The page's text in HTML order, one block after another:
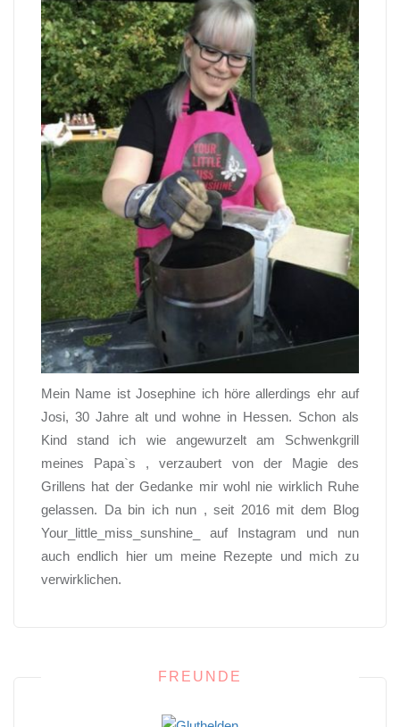
Mein Name ist Josephine ich höre allerdings ehr auf
Josi, 30 Jahre alt und wohne in Hessen. Schon als
Kind stand ich wie angewurzelt am Schwenkgrill
meines Papa`s , verzaubert von der Magie des
Grillens hat der Gedanke mir wohl nie wirklich Ruhe
gelassen. Da bin ich nun , seit 2016 mit dem Blog
Your_little_miss_sunshine_ auf Instagram und nun
auch endlich hier um meine Rezepte und mich zu
verwirklichen.
FREUNDE